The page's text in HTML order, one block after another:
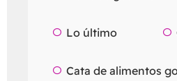
Lo último
Cata de alimentos